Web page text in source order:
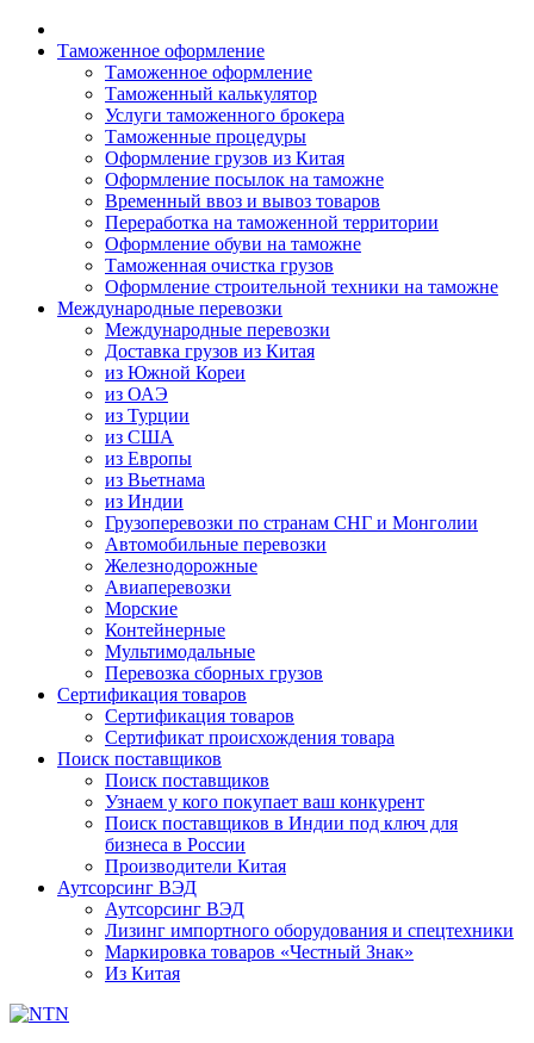
Таможенное оформление
Таможенное оформление
Таможенный калькулятор
Услуги таможенного брокера
Таможенные процедуры
Оформление грузов из Китая
Оформление посылок на таможне
Временный ввоз и вывоз товаров
Переработка на таможенной территории
Оформление обуви на таможне
Таможенная очистка грузов
Оформление строительной техники на таможне
Международные перевозки
Международные перевозки
Доставка грузов из Китая
из Южной Кореи
из ОАЭ
из Турции
из США
из Европы
из Вьетнама
из Индии
Грузоперевозки по странам СНГ и Монголии
Автомобильные перевозки
Железнодорожные
Авиаперевозки
Морские
Контейнерные
Мультимодальные
Перевозка сборных грузов
Сертификация товаров
Сертификация товаров
Сертификат происхождения товара
Поиск поставщиков
Поиск поставщиков
Узнаем у кого покупает ваш конкурент
Поиск поставщиков в Индии под ключ для
бизнеса в России
Производители Китая
Аутсорсинг ВЭД
Аутсорсинг ВЭД
Лизинг импортного оборудования и спецтехники
Маркировка товаров «Честный Знак»
Из Китая